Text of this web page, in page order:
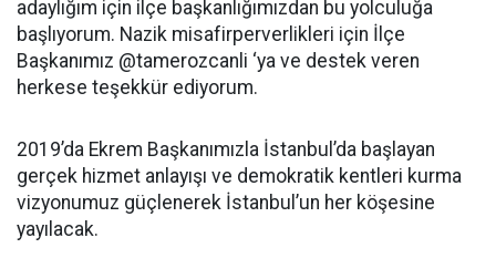
adaylığım için ilçe başkanlığımızdan bu yolculuğa
başlıyorum. Nazik misafirperverlikleri için İlçe
Başkanımız @tamerozcanli ‘ya ve destek veren
herkese teşekkür ediyorum.
2019’da Ekrem Başkanımızla İstanbul’da başlayan
gerçek hizmet anlayışı ve demokratik kentleri kurma
vizyonumuz güçlenerek İstanbul’un her köşesine
yayılacak.